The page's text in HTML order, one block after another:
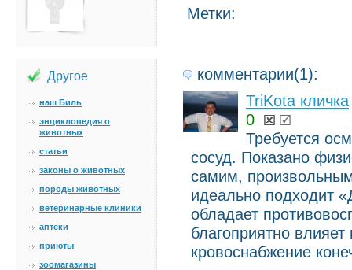
Другое
наш Биль
энциклопедия о
животных
статьи
законы о животных
породы животных
ветеринарные клиники
аптеки
приюты
зоомагазины
Метки:
комментарии(1):
TriKota кличка
0
Требуется
сосуд. Показано
самим,
идеально подходит
обладает
благоприятно
кровоснабжение